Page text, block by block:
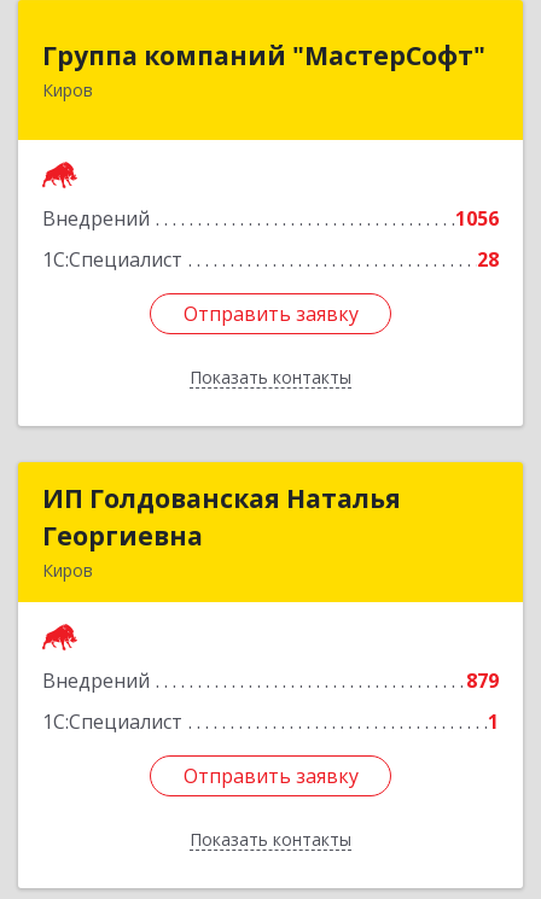
Группа компаний "МастерСофт"
Киров
Внедрений
1056
1С:Специалист
28
Отправить заявку
Показать контакты
Группа компаний "МастерСофт"
610017, Кировская обл, Киров г, Маклина ул,
Отправить заявку
Назад
ИП Голдованская Наталья
Георгиевна
Киров
Внедрений
879
1С:Специалист
1
Отправить заявку
Показать контакты
ИП Голдованская Наталья
Подробнее
Отправить заявку
Назад